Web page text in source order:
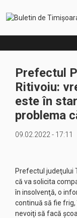
Prefectul
Ritivoiu:
este în
problema
09.02.2022 - 17:11
Prefectul judeţului
că va solicita
în insolvenţă, o
continuă să fie
nevoiţi să facă